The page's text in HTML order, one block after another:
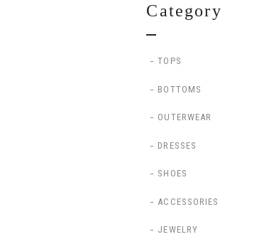
Category
TOPS
BOTTOMS
OUTERWEAR
DRESSES
SHOES
ACCESSORIES
JEWELRY